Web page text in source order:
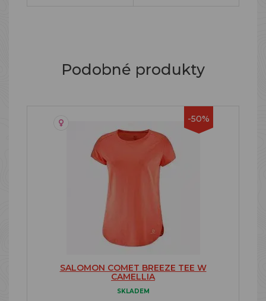
Podobné produkty
-50%
SALOMON COMET BREEZE TEE W
CAMELLIA
SKLADEM